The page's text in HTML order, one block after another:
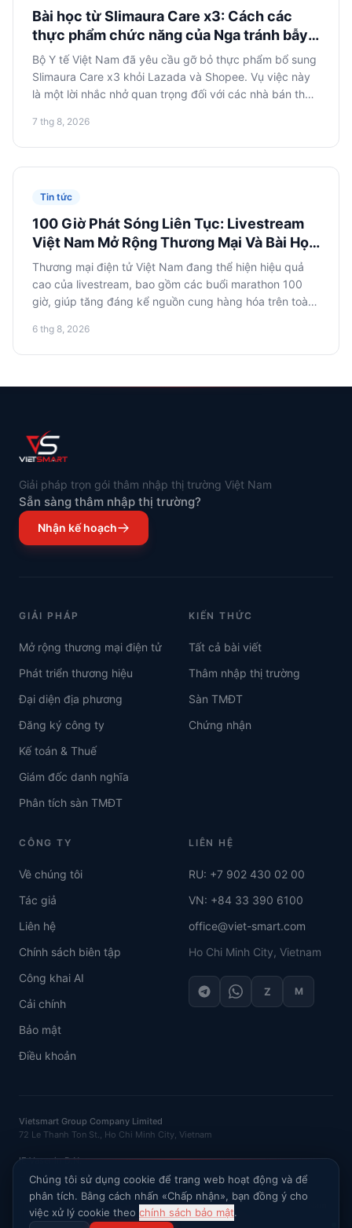
Bài học từ Slimaura Care x3: Cách các
thực phẩm chức năng của Nga tránh bẫy
quy định tại các sàn thương mại điện tử
châu Á
Bộ Y tế Việt Nam đã yêu cầu gỡ bỏ thực phẩm bổ sung
Slimaura Care x3 khỏi Lazada và Shopee. Vụ việc này
là một lời nhắc nhở quan trọng đối với các nhà bán thực
tuân thủ nghiêm ngặt luật pháp và quy định địa phương
khi thâm nhập các sàn thương mại điện tử châu Á,
7 thg 8, 2026
Tin tức
100 Giờ Phát Sóng Liên Tục: Livestream
Việt Nam Mở Rộng Thương Mại Và Bài Học
Cho Thương Mại Điện Tử Nga
Thương mại điện tử Việt Nam đang thể hiện hiệu quả
cao của livestream, bao gồm các buổi marathon 100
giờ, giúp tăng đáng kể nguồn cung hàng hóa trên toàn
kinh nghiệm này để mở rộng sự hiện diện trên thị
trường châu Á và tối ưu hóa nhập khẩu từ Việt Nam.
6 thg 8, 2026
Giải pháp trọn gói thâm nhập thị trường Việt Nam
Sẵn sàng thâm nhập thị trường?
Nhận kế hoạch
GIẢI PHÁP
Mở rộng thương mại điện tử
Phát triển thương hiệu
Đại diện địa phương
Đăng ký công ty
Kế toán & Thuế
Giám đốc danh nghĩa
Phân tích sàn TMĐT
KIẾN THỨC
Tất cả bài viết
Thâm nhập thị trường
Sàn TMĐT
Chứng nhận
CÔNG TY
Về chúng tôi
Tác giả
Liên hệ
Chính sách biên tập
Công khai AI
Cải chính
Bảo mật
Điều khoản
LIÊN HỆ
RU: +7 902 430 02 00
VN: +84 33 390 6100
office@viet-smart.com
Ho Chi Minh City, Vietnam
Z M
Vietsmart Group Company Limited
72 Le Thanh Ton St., Ho Chi Minh City, Vietnam
IE Vasenin D.N.
OGRNIP
: 320121500016132 · INN : 120702520581
Hỏi AI về thị trường Việt Nam
Chúng tôi sử dụng cookie để trang web hoạt động và để
phân tích. Bằng cách nhấn «Chấp nhận», bạn đồng ý cho
việc xử lý cookie theo chính sách bảo mật.